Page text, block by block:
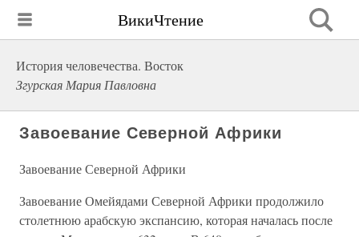
ВикиЧтение
История человечества. Восток
Згурская Мария Павловна
Завоевание Северной Африки
Завоевание Северной Африки
Завоевание Омейядами Северной Африки продолжило
столетнюю арабскую экспансию, которая началась после